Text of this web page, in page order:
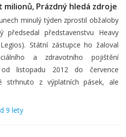
milionů, Prázdný hledá zdroje
minulý týden zprostil obžaloby
předsedal představenstvu Heavy
Státní zástupce ho žaloval
a zdravotního pojištění
listopadu 2012 do července
strhnuto z výplatních pásek, ale
9 lety